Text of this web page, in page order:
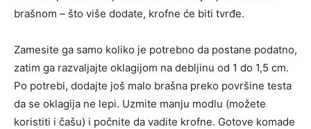
brašnom – što više dodate, krofne će biti tvrđe.
Zamesite ga samo koliko je potrebno da postane podatno,
zatim ga razvaljajte oklagijom na debljinu od 1 do 1,5 cm.
Po potrebi, dodajte još malo brašna preko površine testa
da se oklagija ne lepi. Uzmite manju modlu (možete
koristiti i čašu) i počnite da vadite krofne. Gotove komade